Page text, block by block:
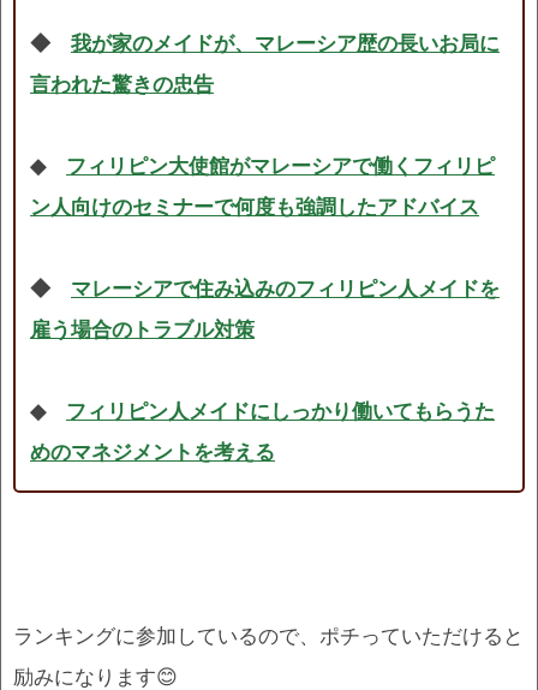
◆ 我が家のメイドが、マレーシア歴の長いお局に
言われた驚きの忠告
◆ フィリピン大使館がマレーシアで働くフィリピ
ン人向けのセミナーで何度も強調したアドバイス
◆ マレーシアで住み込みのフィリピン人メイドを
雇う場合のトラブル対策
◆ フィリピン人メイドにしっかり働いてもらうた
めのマネジメントを考える
ランキングに参加しているので、ポチっていただけると
励みになります😊